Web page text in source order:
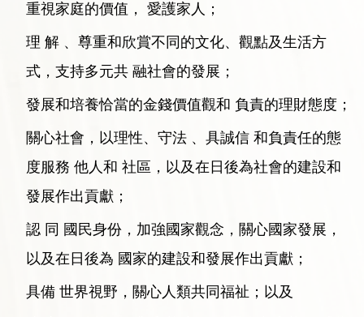
重視家庭的價值， 愛護家人；
理 解 、尊重和欣賞不同的文化、觀點及生活方
式，支持多元共 融社會的發展；
發展和培養恰當的金錢價值觀和 負責的理財態度；
關心社會，以理性、守法 、具誠信 和負責任的態
度服務 他人和 社區，以及在日後為社會的建設和
發展作出貢獻；
認 同 國民身份，加強國家觀念，關心國家發展，
以及在日後為 國家的建設和發展作出貢獻；
具備 世界視野，關心人類共同福祉；以及